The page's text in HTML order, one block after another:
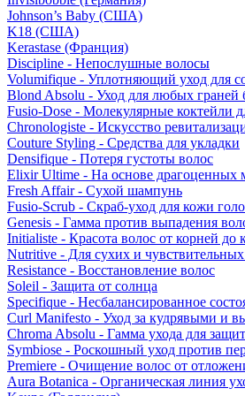
Johnson’s Baby (США)
K18 (США)
Kerastase (Франция)
Discipline - Непослушные волосы
Volumifique - Уплотняющий уход для
Blond Absolu - Уход для любых граней
Fusio-Dose - Молекулярные коктейли
Chronologiste - Искусство
Couture Styling - Средства для укладки
Densifique - Потеря густоты волос
Elixir Ultime - На основе драгоценных
Fresh Affair - Сухой шампунь
Fusio-Scrub - Скраб-уход для кожи
Genesis - Гамма против выпадения
Initialiste - Красота волос от корней до
Nutritive - Для сухих и
Resistance - Восстановление волос
Soleil - Защита от солнца
Specifique - Несбалансированное
Curl Manifesto - Уход за кудрявыми и
Chroma Absolu - Гамма ухода для
Symbiose - Роскошный уход против
Premiere - Очищение волос от
Aura Botanica - Органическая линия